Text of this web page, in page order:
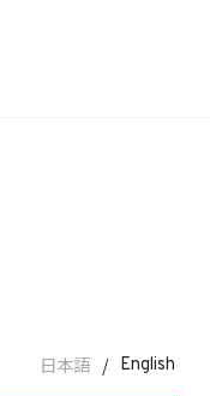
日本語 / English